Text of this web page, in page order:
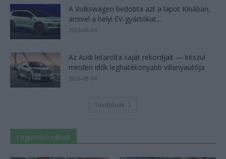
A Volkswagen bedobta azt a lapot Kínában,
amivel a helyi EV-gyártókat...
2026-08-04
Az Audi letarolta saját rekordjait — készül
minden idők leghatékonyabb villanyautója
2026-08-04
Továbbiak
Legutolsó cikkek